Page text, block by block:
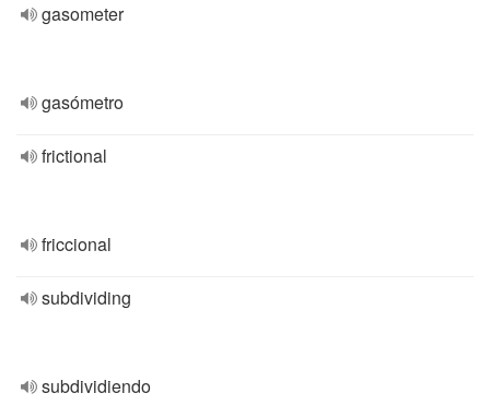
gasometer
gasómetro
frictional
friccional
subdividing
subdividiendo